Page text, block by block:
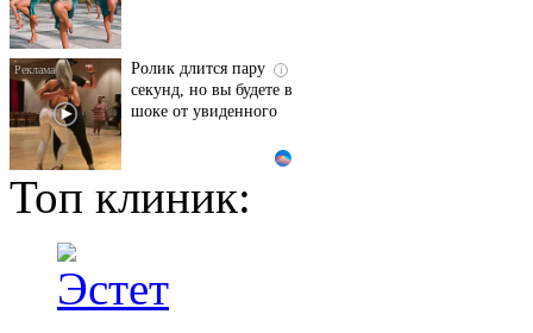
i
Ролик длится пару
секунд, но вы будете в
шоке от увиденного
Королева вагона
отожгла! Видео не
Этот танец невесты
Топ клиник: